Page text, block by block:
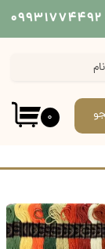
۰